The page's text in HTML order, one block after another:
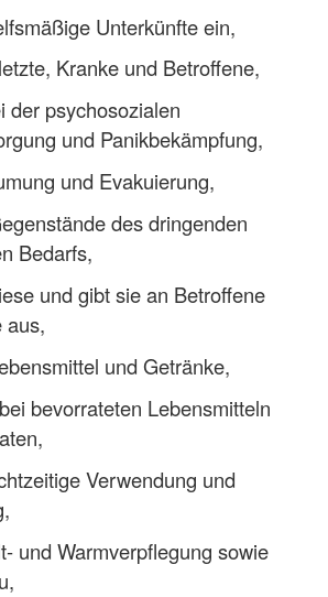
Unterkünfte ein,
Kranke und Betroffene,
der psychosozialen
und Panikbekämpfung,
und Evakuierung,
des dringenden
Bedarfs,
und gibt sie an Betroffene
aus,
und Getränke,
bevorrateten Lebensmitteln
Verwendung und
und Warmverpflegung sowie